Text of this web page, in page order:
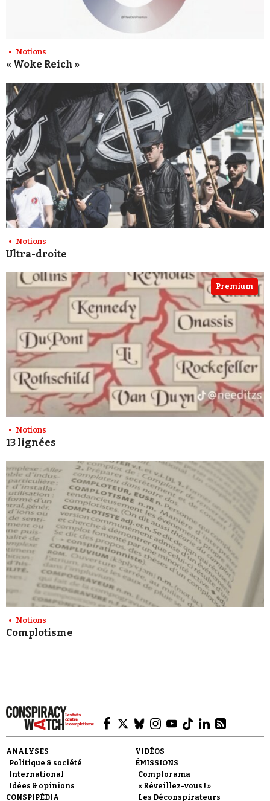
Notions
« Woke Reich »
Notions
Ultra-droite
Premium
Notions
13 lignées
Notions
Complotisme
ANALYSES
Politique & société
International
Idées & opinions
CONSPIPÉDIA
VIDÉOS
ÉMISSIONS
Complorama
« Réveillez-vous ! »
Les Déconspirateurs